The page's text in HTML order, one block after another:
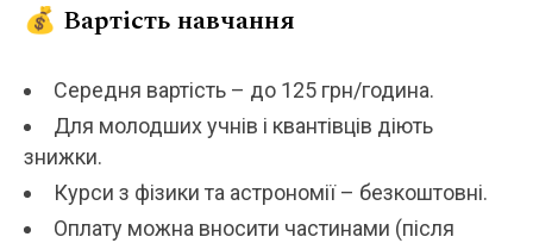
💰 Вартість навчання
Середня вартість – до 125 грн/година.
Для молодших учнів і квантівців діють
знижки.
Курси з фізики та астрономії – безкоштовні.
Оплату можна вносити частинами (після